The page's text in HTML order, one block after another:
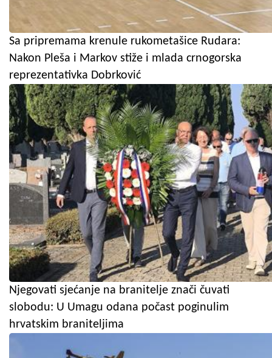
Sa pripremama krenule rukometašice Rudara:
Nakon Pleša i Markov stiže i mlada crnogorska
reprezentativka Dobrković
Njegovati sjećanje na branitelje znači čuvati
slobodu: U Umagu odana počast poginulim
hrvatskim braniteljima